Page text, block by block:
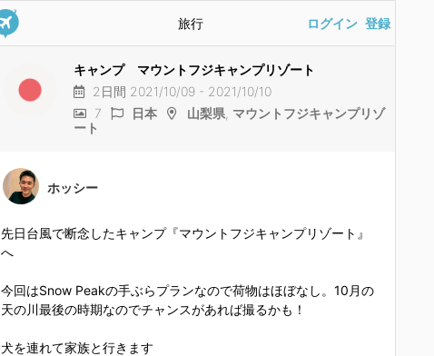
旅行 ログイン 登録
キャンプ マウントフジキャンプリゾート
2日間 2021/10/09 - 2021/10/10
7
日本 山梨県 マウントフジキャンプリゾ
ート
ホッシー
先日台風で断念したキャンプ『マウントフジキャンプリゾート』
へ
今回はSnow Peakの手ぶらプランなので荷物はほぼなし。10月の
天の川最後の時期なのでチャンスがあれば撮るかも！
犬を連れて家族と行きます